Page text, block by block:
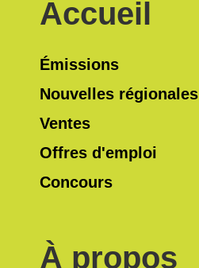
Accueil
Émissions
Nouvelles régionales
Ventes
Offres d'emploi
Concours
À propos